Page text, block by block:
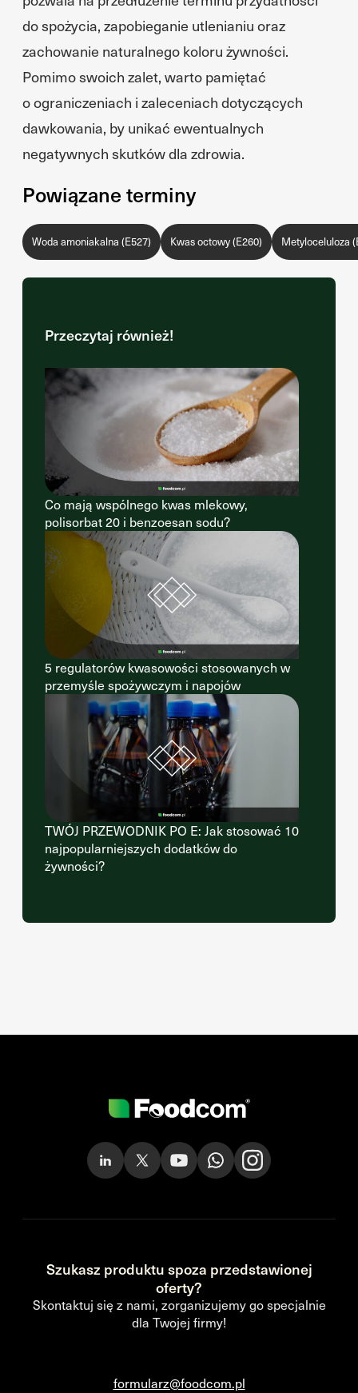
do spożycia, zapobieganie utlenianiu oraz
zachowanie naturalnego koloru żywności.
Pomimo swoich zalet, warto pamiętać
o ograniczeniach i zaleceniach dotyczących
dawkowania, by unikać ewentualnych
negatywnych skutków dla zdrowia.
Powiązane terminy
Woda amoniakalna (E527) Kwas octowy (E260) Metyloceluloza
Przeczytaj również!
Co mają wspólnego kwas mlekowy,
polisorbat 20 i benzoesan sodu?
5 regulatorów kwasowości stosowanych w
przemyśle spożywczym i napojów
TWÓJ PRZEWODNIK PO E: Jak stosować 10
najpopularniejszych dodatków do
żywności?
Szukasz produktu spoza przedstawionej
oferty?
Skontaktuj się z nami, zorganizujemy go specjalnie
dla Twojej firmy!
formularz@foodcom.pl